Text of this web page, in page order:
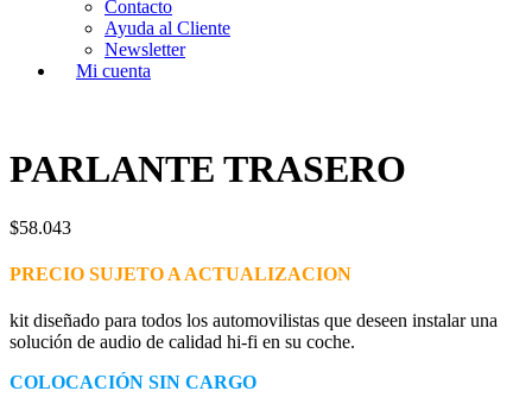
Contacto
Ayuda al Cliente
Newsletter
Mi cuenta
PARLANTE TRASERO
$58.043
PRECIO SUJETO A ACTUALIZACION
kit diseñado para todos los automovilistas que deseen instalar una
solución de audio de calidad hi-fi en su coche.
COLOCACIÓN SIN CARGO